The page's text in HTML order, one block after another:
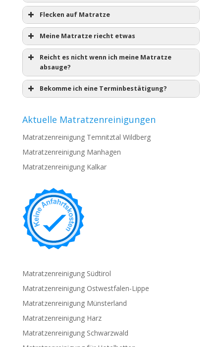
Flecken auf Matratze
Meine Matratze riecht etwas
Reicht es nicht wenn ich meine Matratze
absauge?
Bekomme ich eine Terminbestätigung?
Aktuelle Matratzenreinigungen
Matratzenreinigung Temnitztal Wildberg
Matratzenreinigung Manhagen
Matratzenreinigung Kalkar
Matratzenreinigung Südtirol
Matratzenreinigung Ostwestfalen-Lippe
Matratzenreinigung Münsterland
Matratzenreinigung Harz
Matratzenreinigung Schwarzwald